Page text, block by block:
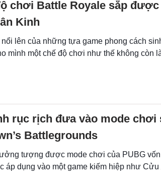
chơi Battle Royale sắp
Kinh
lên của những tựa game phong cách
mình một chế độ chơi như thế không còn
rục rịch đưa vào mode chơi
Battlegrounds
tượng được mode chơi của PUBG
áp dụng vào một game kiếm hiệp như